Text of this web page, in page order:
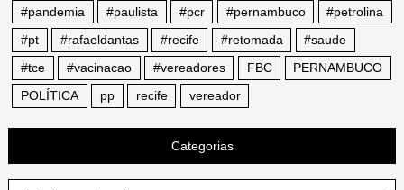
#pandemia
#paulista #pcr #pernambuco
#petrolina
#pt
#rafaeldantas #recife #retomada
#saude
#tce
#vacinacao #vereadores FBC
PERNAMBUCO
POLÍTICA
pp recife vereador
Categorias